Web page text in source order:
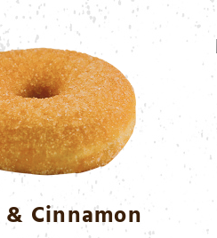
Cinnamon